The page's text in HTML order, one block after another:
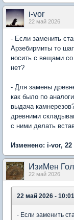
i-vor
22 май 2026
- Если заменить
Арзебирмиты то
носить с вещами
нет?
- Для замены
как было по
выдача
древними
с ними делать
Изменено: i-vor, 22
ИзиМен
22 май 2026
22 май 2026 -
- Если заменить